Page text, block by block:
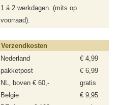
1 á 2 werkdagen. (mits op
voorraad).
Verzendkosten
Nederland
€ 4,99
pakketpost
€ 6,99
NL, boven € 60,-
gratis
Belgie
€ 9,95